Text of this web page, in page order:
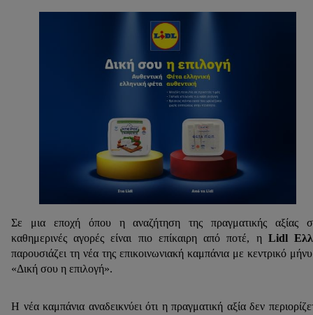
Σε μια εποχή όπου η αναζήτηση της πραγματικής αξίας
καθημερινές αγορές είναι πιο επίκαιρη από ποτέ, η Lidl
παρουσιάζει τη νέα της επικοινωνιακή καμπάνια με κεντρικό
«Δική σου η επιλογή».
Η νέα καμπάνια αναδεικνύει ότι η πραγματική αξία δεν